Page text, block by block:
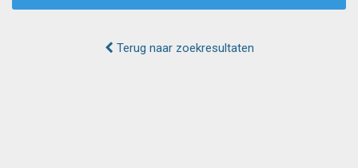
Terug naar zoekresultaten